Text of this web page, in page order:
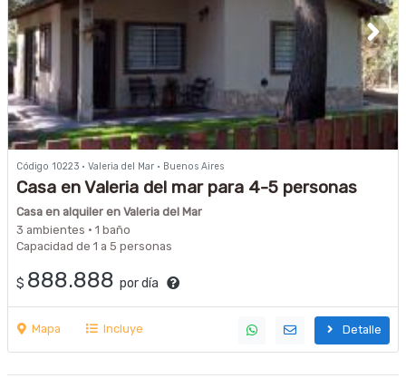
Código 10223 · Valeria del Mar · Buenos Aires
Casa en Valeria del mar para 4-5 personas
Casa en alquiler en Valeria del Mar
3 ambientes · 1 baño
Capacidad de 1 a 5 personas
$ 888.888 por día
Mapa Incluye Detalle